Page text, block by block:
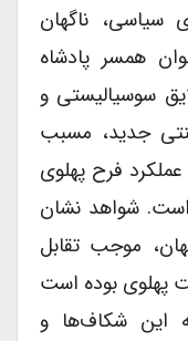
ناگهان
همسر پادشاه
سوسیالیستی و
جدید، مسبب
فرح پهلوی
شواهد نشان
موجب تقابل
بوده است
شکاف‌ها و